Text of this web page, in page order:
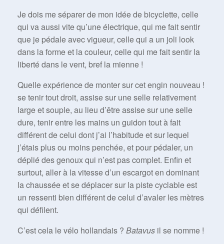
Je dois me séparer de mon idée de bicyclette, celle
qui va aussi vite qu’une électrique, qui me fait sentir
que je pédale avec vigueur, celle qui a un joli look
dans la forme et la couleur, celle qui me fait sentir la
liberté dans le vent, bref la mienne !
Quelle expérience de monter sur cet engin nouveau !
se tenir tout droit, assise sur une selle relativement
large et souple, au lieu d’être assise sur une selle
dure, tenir entre les mains un guidon tout à fait
différent de celui dont j’ai l’habitude et sur lequel
j’étais plus ou moins penchée, et pour pédaler, un
déplié des genoux qui n’est pas complet. Enfin et
surtout, aller à la vitesse d’un escargot en dominant
la chaussée et se déplacer sur la piste cyclable est
un ressenti bien différent de celui d’avaler les mètres
qui défilent.
C’est cela le vélo hollandais ? Batavus il se nomme !